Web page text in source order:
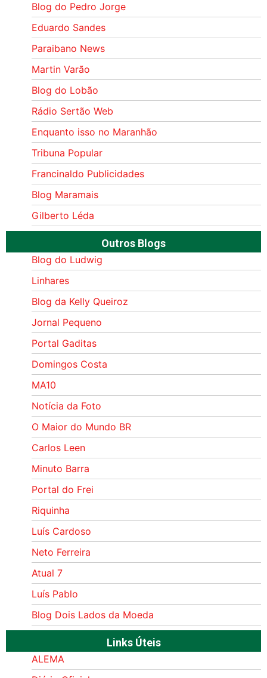
Blog do Pedro Jorge
Eduardo Sandes
Paraibano News
Martin Varão
Blog do Lobão
Rádio Sertão Web
Enquanto isso no Maranhão
Tribuna Popular
Francinaldo Publicidades
Blog Maramais
Gilberto Léda
Outros Blogs
Blog do Ludwig
Linhares
Blog da Kelly Queiroz
Jornal Pequeno
Portal Gaditas
Domingos Costa
MA10
Notícia da Foto
O Maior do Mundo BR
Carlos Leen
Minuto Barra
Portal do Frei
Riquinha
Luís Cardoso
Neto Ferreira
Atual 7
Luís Pablo
Blog Dois Lados da Moeda
Links Úteis
ALEMA